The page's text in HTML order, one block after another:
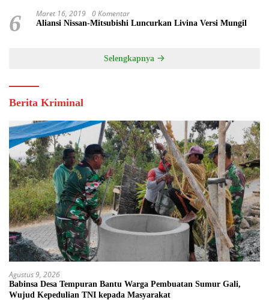
6 Maret 16, 2019 0 Komentar
Aliansi Nissan-Mitsubishi Luncurkan Livina Versi Mungil
Selengkapnya
Berita Kriminal
Agustus 9, 2026
Babinsa Desa Tempuran Bantu Warga Pembuatan Sumur Gali,
Wujud Kepedulian TNI kepada Masyarakat